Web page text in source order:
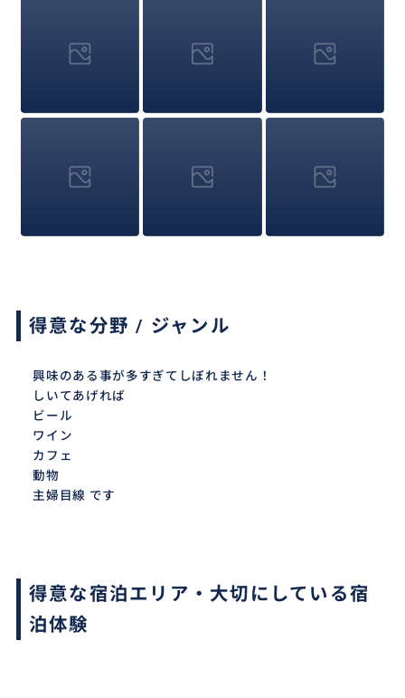
得意な分野 / ジャンル
興味のある事が多すぎてしぼれません！
しいてあげれば
ビール
ワイン
カフェ
動物
主婦目線 です
得意な宿泊エリア・大切にしている宿
泊体験